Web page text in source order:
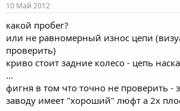
10 Май 2012
какой пробег?
или не равномерный износ цепи
проверить)
криво стоит задние колесо - цепь
...
фигня в том что точно не проверить -
заводу имеет "хороший" люфт а 2х